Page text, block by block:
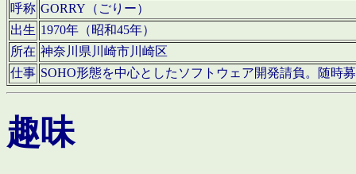
呼称 GORRY（ごりー）
出生 1970年（昭和45年）
所在 神奈川県川崎市川崎区
仕事 SOHO形態を中心としたソフトウェア開発請負。随時
趣味